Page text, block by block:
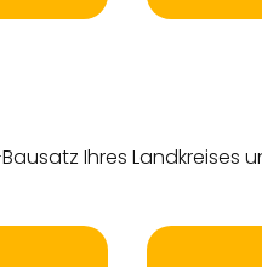
Ihres Landkreises